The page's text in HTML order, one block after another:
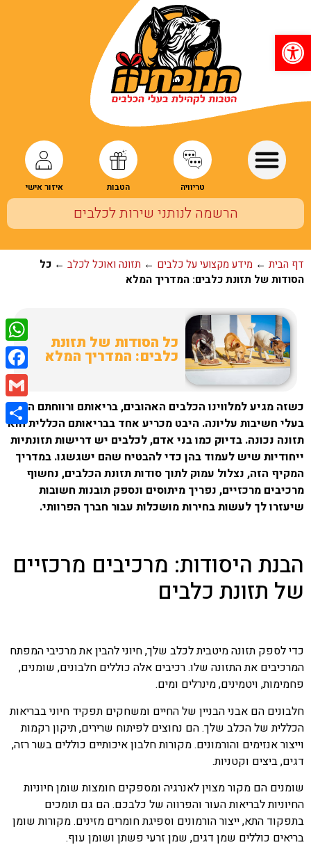
פתח סרגל נגישות
טריוויה הטבות איזור אישי
הרשמה לנותני שירות לכלבים
דף הבית ← מידע מקצועי על כלבים ← תזונה ואוכל לכלב ← כל
הסודות של תזונת כלבים: המדריך המלא
כל הסודות של תזונת
כלבים: המדריך המלא
כשזה מגיע למלווינו הכלבים האהובים, בריאותם ורווחתם הם
בעלי חשיבות עליונה. היבט מכריע אחד בבריאותם הכללית הוא
תזונה נכונה. בדיוק כמו בני אדם, לכלבים יש דרישות תזונתיות
ייחודיות שיש לעמוד בהן כדי להבטיח שהם ישגשגו. במדריך
המקיף הזה, נצלול עמוק לתוך סודות תזונת הכלבים, נחשוף
מרכיבים מרכזיים, נפריך מיתוסים ונספק תובנות חשובות
שיעזרו לך לעשות בחירות מושכלות עבור חברך הפרוותי.
הבנת היסודות: מרכיבים מרכזיים
של תזונת כלבים
כדי לספק תזונה מיטבית לכלב שלך, חיוני להבין את מרכיבי המפתח
המרכיבים את התזונה שלו. רכיבים אלה כוללים חלבונים, שומנים,
פחמימות, ויטמינים, מינרלים ומים.
חלבונים הם אבני הבניין של החיים ומשחקים תפקיד חיוני בבריאות
הכללית של הכלב שלך. הם נחוצים לפיתוח שרירים, תיקון רקמות
וייצור אנזימים והורמונים. מקורות חלבון איכותיים כוללים בשר רזה,
דגים, ביצים וקטניות.
שומנים הם מקור מצוין לאנרגיה ומספקים חומצות שומן חיוניות
החיוניות לבריאות העור והפרווה של כלבכם. הם גם תומכים
בתפקוד התא, ייצור הורמונים וספיגת חומרים מזינים. מקורות שומן
בריאים כוללים שמן דגים, שמן זרעי פשתן ושומן עוף.